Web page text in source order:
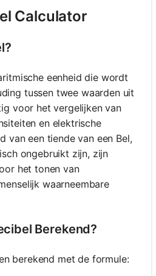
Calculator
eenheid die wordt
tussen twee waarden uit
voor het vergelijken van
en elektrische
van een tiende van een Bel,
ongebruikt zijn, zijn
het tonen van
waarneembare
Berekend?
berekend met de formule: